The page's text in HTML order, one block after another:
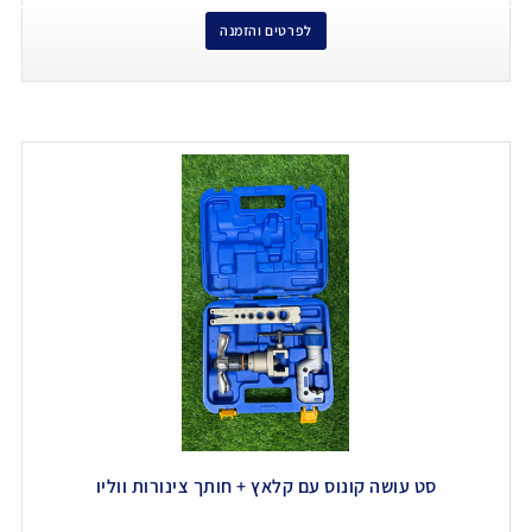
לפרטים והזמנה
סט עושה קונוס עם קלאץ + חותך צינורות ווליו